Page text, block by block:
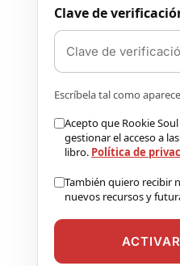
Clave de
Escríbela tal como
Acepto que Rookie
gestionar el acceso a
libro. Política de
También quiero recibir
nuevos recursos y